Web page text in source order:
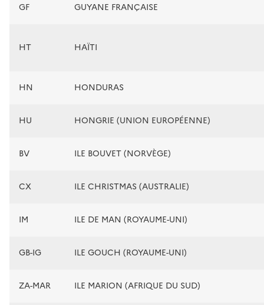
GF GUYANE FRANÇAISE
HT HAÏTI
HN HONDURAS
HU HONGRIE (UNION EUROPÉENNE)
BV ILE BOUVET (NORVÈGE)
CX ILE CHRISTMAS (AUSTRALIE)
IM ILE DE MAN (ROYAUME-UNI)
GB-IG ILE GOUCH (ROYAUME-UNI)
ZA-MAR ILE MARION (AFRIQUE DU SUD)